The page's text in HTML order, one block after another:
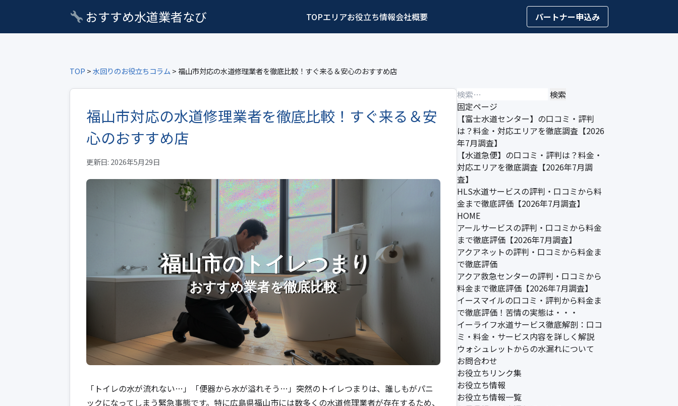
おすすめ水道業者なび TOPエリアお役立ち情報会社概要 パートナー申込み
TOP >水回りのお役立ちコラム > 福山市対応の水道修理業者を徹底比較！すぐ来る＆安心のおすすめ店
福山市対応の水道修理業者を徹底比較！すぐ来る＆安
心のおすすめ店
更新日: 2026年5月29日
「トイレの水が流れない…」「便器から水が溢れそう…」突然のトイレつまりは、誰しもがパニ
ックになってしまう緊急事態です。特に広島県福山市には数多くの水道修理業者が存在するため、
検
索:
固定ページ
【富士水道センター】の口コミ・評判
は？料金・対応エリアを徹底調査【2026
年7月調査】
【水道急便】の口コミ・評判は？料金・
対応エリアを徹底調査【2026年7月調
査】
HLS水道サービスの評判・口コミから料
金まで徹底評価【2026年7月調査】
HOME
アールサービスの評判・口コミから料金
まで徹底評価【2026年7月調査】
アクアネットの評判・口コミから料金ま
で徹底評価
アクア救急センターの評判・口コミから
料金まで徹底評価【2026年7月調査】
イースマイルの口コミ・評判から料金ま
で徹底評価！苦情の実態は・・・
イーライフ水道サービス徹底解剖：口コ
ミ・料金・サービス内容を詳しく解説
ウォシュレットからの水漏れについて
お問合わせ
お役立ちリンク集
お役立ち情報
お役立ち情報一覧